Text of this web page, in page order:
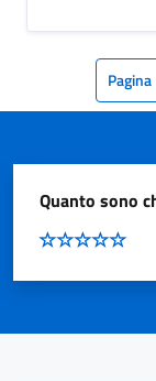
Pagina
Quanto sono